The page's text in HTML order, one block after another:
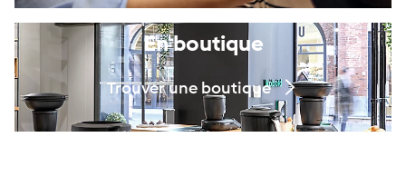
En boutique
Trouver une boutique